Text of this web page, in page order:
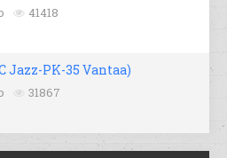
41418
Jazz-PK-35 Vantaa)
31867